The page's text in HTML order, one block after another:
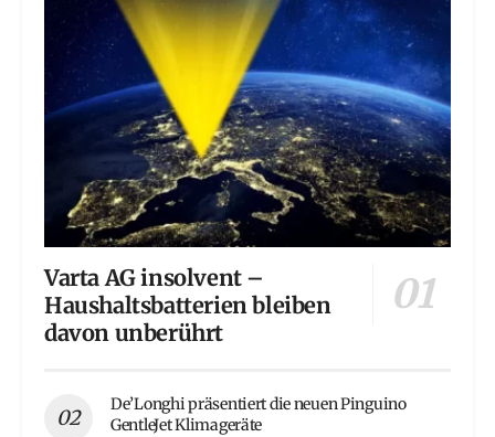
Varta AG insolvent –
Haushaltsbatterien bleiben
davon unberührt
De’Longhi präsentiert die neuen Pinguino
GentleJet Klimageräte